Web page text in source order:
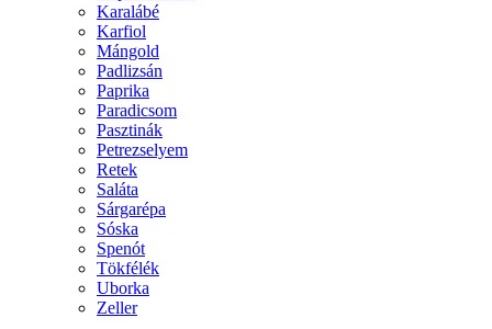
Karalábé
Karfiol
Mángold
Padlizsán
Paprika
Paradicsom
Pasztinák
Petrezselyem
Retek
Saláta
Sárgarépa
Sóska
Spenót
Tökfélék
Uborka
Zeller